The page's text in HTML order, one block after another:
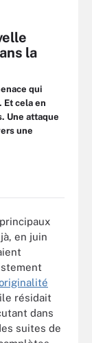
la
qui
Et cela en
Une attaque
une
en juin
résidait
dans
suites de